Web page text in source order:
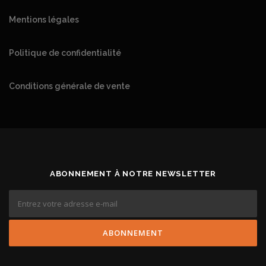
Mentions légales
Politique de confidentialité
Conditions générale de vente
ABONNEMENT À NOTRE NEWSLETTER